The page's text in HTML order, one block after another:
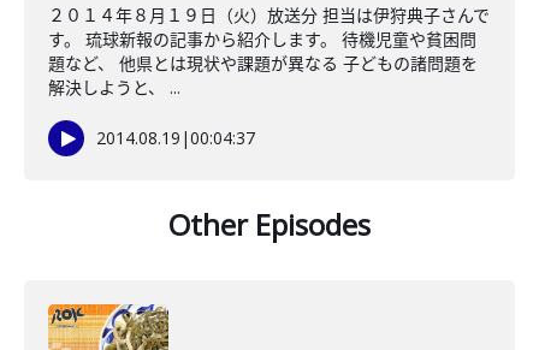
２０１４年８月１９日（火）放送分 担当は伊狩典子さんで
す。 琉球新報の記事から紹介します。 待機児童や貧困問
題など、 他県とは現状や課題が異なる 子どもの諸問題を
解決しようと、 ...
2014.08.19 |00:04:37
Other Episodes